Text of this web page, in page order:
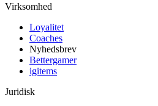
Virksomhed
Loyalitet
Coaches
Nyhedsbrev
Bettergamer
igitems
Juridisk